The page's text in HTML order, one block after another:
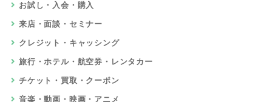
お試し・入会・購入
来店・面談・セミナー
クレジット・キャッシング
旅行・ホテル・航空券・レンタカー
チケット・買取・クーポン
音楽・動画・映画・アニメ